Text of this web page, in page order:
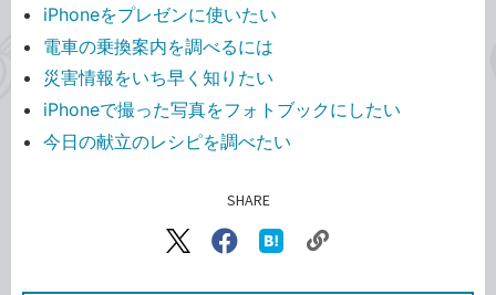
iPhoneをプレゼンに使いたい
電車の乗換案内を調べるには
災害情報をいち早く知りたい
iPhoneで撮った写真をフォトブックにしたい
今日の献立のレシピを調べたい
SHARE
X（旧
で
Facebook
シ
な